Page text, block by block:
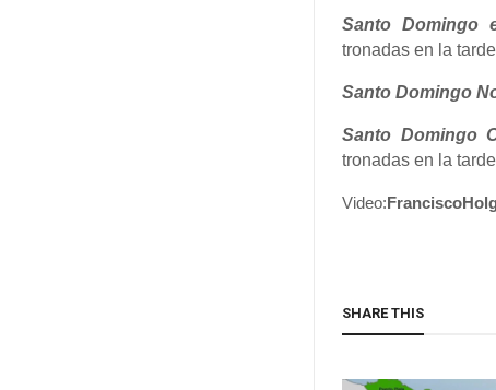
Santo Domingo
tronadas en la
Santo Domingo
Santo Domingo
tronadas en la
Video:
SHARE THIS